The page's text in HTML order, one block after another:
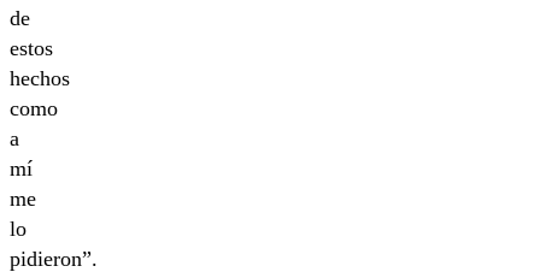
de
estos
hechos
como
a
mí
me
lo
pidieron”.